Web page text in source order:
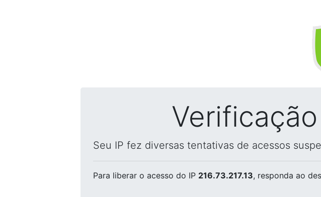
Seu IP fez diversas tentativas de acessos
Para liberar o acesso do IP 216.73.217.13, responda ao